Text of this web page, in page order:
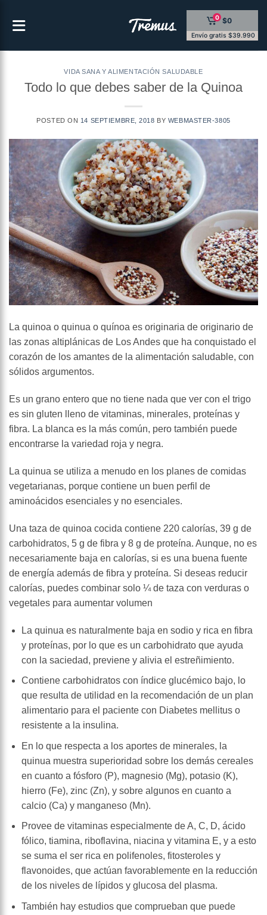
0 $0
Envío gratis $39.990
VIDA SANA Y ALIMENTACIÓN SALUDABLE
Todo lo que debes saber de la Quinoa
POSTED ON 14 SEPTIEMBRE, 2018 BY WEBMASTER-3805
La quinoa o quinua o quínoa es originaria de originario de
las zonas altiplánicas de Los Andes que ha conquistado el
corazón de los amantes de la alimentación saludable, con
sólidos argumentos.
Es un grano entero que no tiene nada que ver con el trigo
es sin gluten lleno de vitaminas, minerales, proteínas y
fibra. La blanca es la más común, pero también puede
encontrarse la variedad roja y negra.
La quinua se utiliza a menudo en los planes de comidas
vegetarianas, porque contiene un buen perfil de
aminoácidos esenciales y no esenciales.
Una taza de quinoa cocida contiene 220 calorías, 39 g de
carbohidratos, 5 g de fibra y 8 g de proteína. Aunque, no es
necesariamente baja en calorías, si es una buena fuente
de energía además de fibra y proteína. Si deseas reducir
calorías, puedes combinar solo ¼ de taza con verduras o
vegetales para aumentar volumen
La quinua es naturalmente baja en sodio y rica en fibra
y proteínas, por lo que es un carbohidrato que ayuda
con la saciedad, previene y alivia el estreñimiento.
Contiene carbohidratos con índice glucémico bajo, lo
que resulta de utilidad en la recomendación de un plan
alimentario para el paciente con Diabetes mellitus o
resistente a la insulina.
En lo que respecta a los aportes de minerales, la
quinua muestra superioridad sobre los demás cereales
en cuanto a fósforo (P), magnesio (Mg), potasio (K),
hierro (Fe), zinc (Zn), y sobre algunos en cuanto a
calcio (Ca) y manganeso (Mn).
Provee de vitaminas especialmente de A, C, D, ácido
fólico, tiamina, riboflavina, niacina y vitamina E, y a esto
se suma el ser rica en polifenoles, fitosteroles y
flavonoides, que actúan favorablemente en la reducción
de los niveles de lípidos y glucosa del plasma.
También hay estudios que comprueban que puede